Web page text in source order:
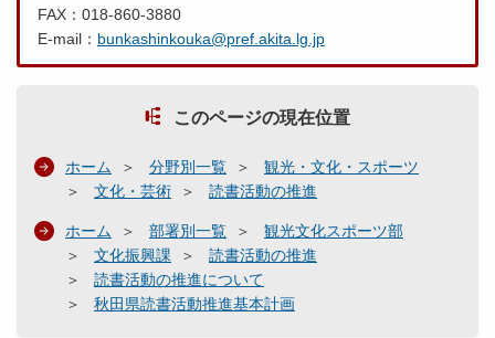
FAX：018-860-3880
E-mail： bunkashinkouka@pref.akita.lg.jp
このページの現在位置
ホーム 分野別一覧
観光・文化・スポーツ
文化・芸術
読書活動の推進
ホーム 部署別一覧
観光文化スポーツ部
文化振興課
読書活動の推進
読書活動の推進について
秋田県読書活動推進基本計画